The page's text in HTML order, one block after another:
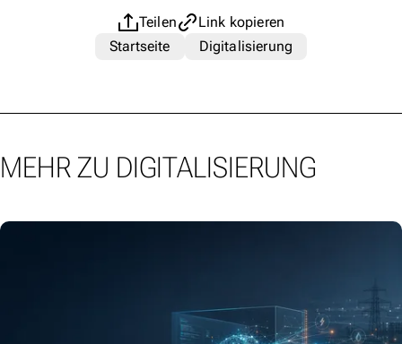
Teilen
Link kopieren
Startseite
Digitalisierung
MEHR ZU DIGITALISIERUNG